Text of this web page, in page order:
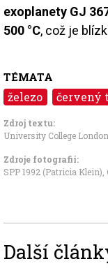
exoplanety GJ
500 °C, což je
TÉMATA
železo červený
Zdroj textu:
University College London
Zdroje fotografii:
SPP 1992 (Patricia Klein)
Další